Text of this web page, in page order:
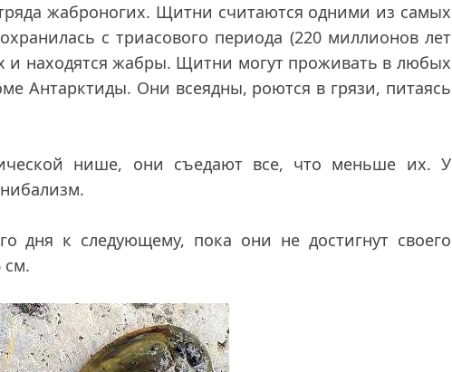
жаброногих. Щитни считаются одними из самых
с триасового периода (220 миллионов лет
и находятся жабры. Щитни могут проживать в любых
Антарктиды. Они всеядны, роются в грязи, питаясь
нише, они съедают все, что меньше их. У
дня к следующему, пока они не достигнут своего
см.